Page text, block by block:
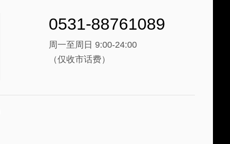
0531-88761089
周一至周日 9:00-24:00
（仅收市话费）